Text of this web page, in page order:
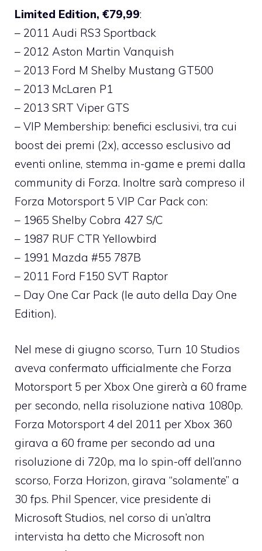
Limited Edition, €79,99:
– 2011 Audi RS3 Sportback
– 2012 Aston Martin Vanquish
– 2013 Ford M Shelby Mustang GT500
– 2013 McLaren P1
– 2013 SRT Viper GTS
– VIP Membership: benefici esclusivi, tra cui
boost dei premi (2x), accesso esclusivo ad
eventi online, stemma in-game e premi dalla
community di Forza. Inoltre sarà compreso il
Forza Motorsport 5 VIP Car Pack con:
– 1965 Shelby Cobra 427 S/C
– 1987 RUF CTR Yellowbird
– 1991 Mazda #55 787B
– 2011 Ford F150 SVT Raptor
– Day One Car Pack (le auto della Day One
Edition).
Nel mese di giugno scorso, Turn 10 Studios
aveva confermato ufficialmente che Forza
Motorsport 5 per Xbox One girerà a 60 frame
per secondo, nella risoluzione nativa 1080p.
Forza Motorsport 4 del 2011 per Xbox 360
girava a 60 frame per secondo ad una
risoluzione di 720p, ma lo spin-off dell’anno
scorso, Forza Horizon, girava “solamente” a
30 fps. Phil Spencer, vice presidente di
Microsoft Studios, nel corso di un’altra
intervista ha detto che Microsoft non